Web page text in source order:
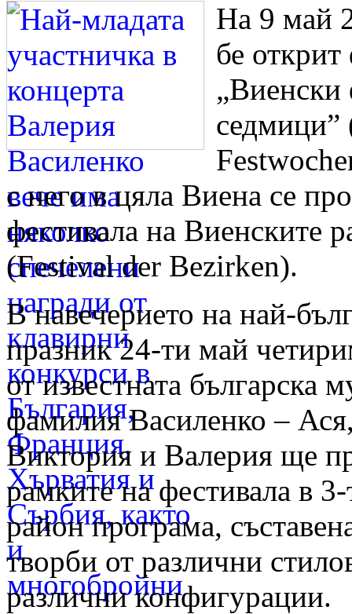
На 9 май
бе открит
„Виенски
седмици”
с него в цяла Виена се
фестивала на Виенските
(Festival der Bezirken).
В навечерието на най-
празник 24-ти май
от известната българска
фамилия Василенко –
Виктория и Валерия ще
рамките на фестивала в
район програма,
творби от различни
различни конфигурации.